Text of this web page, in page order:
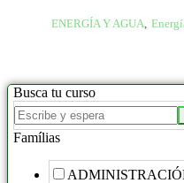
ENERGÍA Y AGUA
Busca tu curso
Famílias